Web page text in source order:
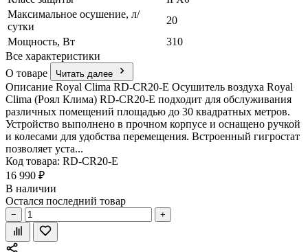
Максимальное осушение, л/
сутки
20
Мощность, Вт
310
Все характеристики
О товаре
Читать далее
Описание Royal Clima RD-CR20-E Осушитель воздуха Royal
Clima (Роял Клима) RD-CR20-E подходит для обслуживания
различных помещений площадью до 30 квадратных метров.
Устройство выполнено в прочном корпусе и оснащено ручкой
и колесами для удобства перемещения. Встроенный гигростат
позволяет уста...
Код товара: RD-CR20-E
16 990 ₽
В наличии
Остался последний товар
− +